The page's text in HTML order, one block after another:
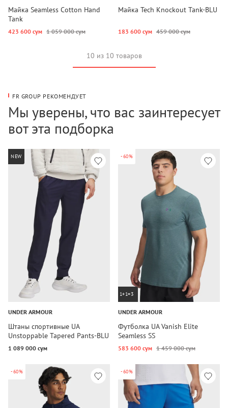
Майка Seamless Cotton Hand
Tank
423 600 сум 1 059 000 сум
Майка Tech Knockout Tank-BLU
183 600 сум 459 000 сум
10 из 10 товаров
FR GROUP РЕКОМЕНДУЕТ
Мы уверены, что вас заинтересует
вот эта подборка
NEW
UNDER ARMOUR
Штаны спортивные UA
Unstoppable Tapered Pants-BLU
1 089 000 сум
-60%
1+1=3
UNDER ARMOUR
Футболка UA Vanish Elite
Seamless SS
583 600 сум 1 459 000 сум
-60% -60%